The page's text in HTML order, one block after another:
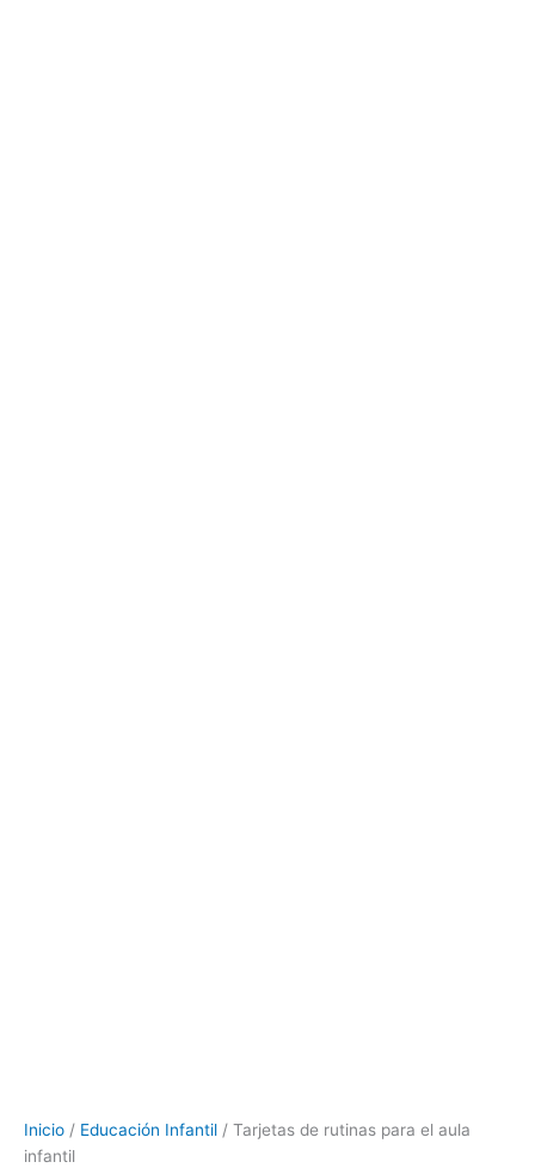
Inicio / Educación Infantil / Tarjetas de rutinas para el aula
infantil